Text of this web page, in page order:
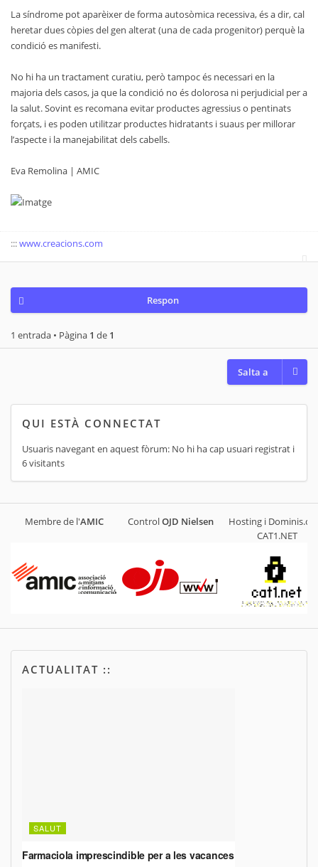
La síndrome pot aparèixer de forma autosòmica recessiva, és a dir, cal
heretar dues còpies del gen alterat (una de cada progenitor) perquè la
condició es manifesti.
No hi ha un tractament curatiu, però tampoc és necessari en la
majoria dels casos, ja que la condició no és dolorosa ni perjudicial per a
la salut. Sovint es recomana evitar productes agressius o pentinats
forçats, i es poden utilitzar productes hidratants i suaus per millorar
l’aspecte i la manejabilitat dels cabells.
Eva Remolina | AMIC
:::www.creacions.com
Respon
1 entrada • Pàgina 1 de 1
Salta a
QUI ESTÀ CONNECTAT
Usuaris navegant en aquest fòrum: No hi ha cap usuari registrat i
6 visitants
Membre de l'AMIC ControlOJD Nielsen
Hosting i
CAT1.NET
ACTUALITAT ::